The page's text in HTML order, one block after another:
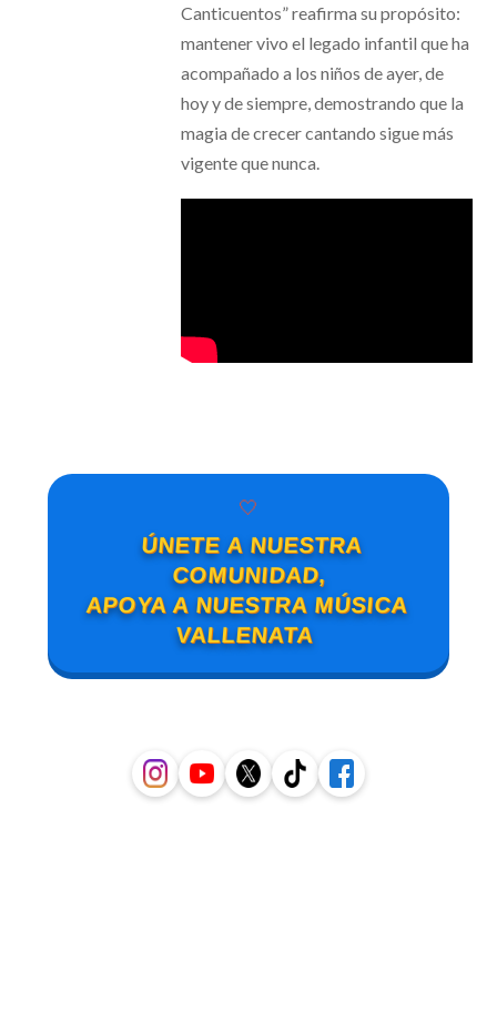
Canticuentos” reafirma su propósito:
mantener vivo el legado infantil que ha
acompañado a los niños de ayer, de
hoy y de siempre, demostrando que la
magia de crecer cantando sigue más
vigente que nunca.
🤍
ÚNETE A NUESTRA
COMUNIDAD,
APOYA A NUESTRA MÚSICA
VALLENATA